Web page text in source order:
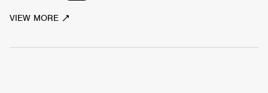
VIEW MORE